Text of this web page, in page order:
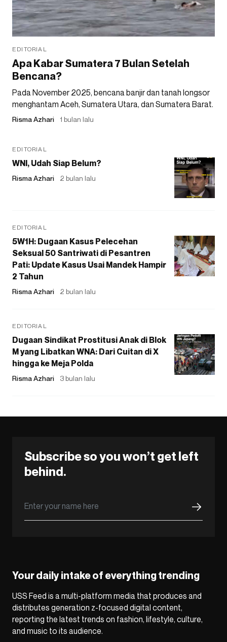
EDITORIAL
Apa Kabar Sumatera 7 Bulan Setelah
Bencana?
Pada November 2025, bencana banjir dan tanah longsor
menghantam Aceh, Sumatera Utara, dan Sumatera Barat.
Risma Azhari 1 bulan lalu
EDITORIAL
WNI, Udah Siap Belum?
Risma Azhari 2 bulan lalu
EDITORIAL
5W1H: Dugaan Kasus Pelecehan
Seksual 50 Santriwati di Pesantren
Pati: Update Kasus Usai Mandek Hampir
2 Tahun
Risma Azhari 2 bulan lalu
EDITORIAL
Dugaan Sindikat Prostitusi Anak di Blok
M yang Libatkan WNA: Dari Cuitan di X
hingga ke Meja Polda
Risma Azhari 3 bulan lalu
Subscribe so you won’t get left
behind.
Your daily intake of everything trending
USS Feed is a multi-platform media that produces and
distributes generation z-focused digital content,
reporting the latest trends on fashion, lifestyle, culture,
and music to its audience.